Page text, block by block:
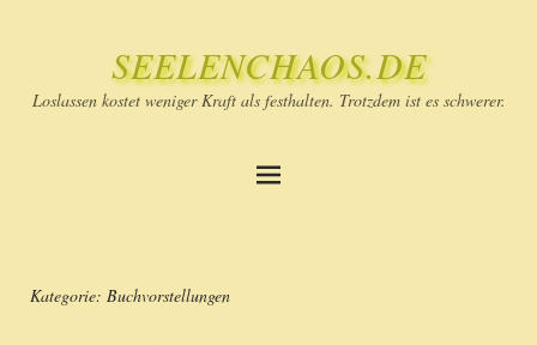
SEELENCHAOS.DE
Loslassen kostet weniger Kraft als festhalten. Trotzdem ist es schwerer.
Kategorie: Buchvorstellungen